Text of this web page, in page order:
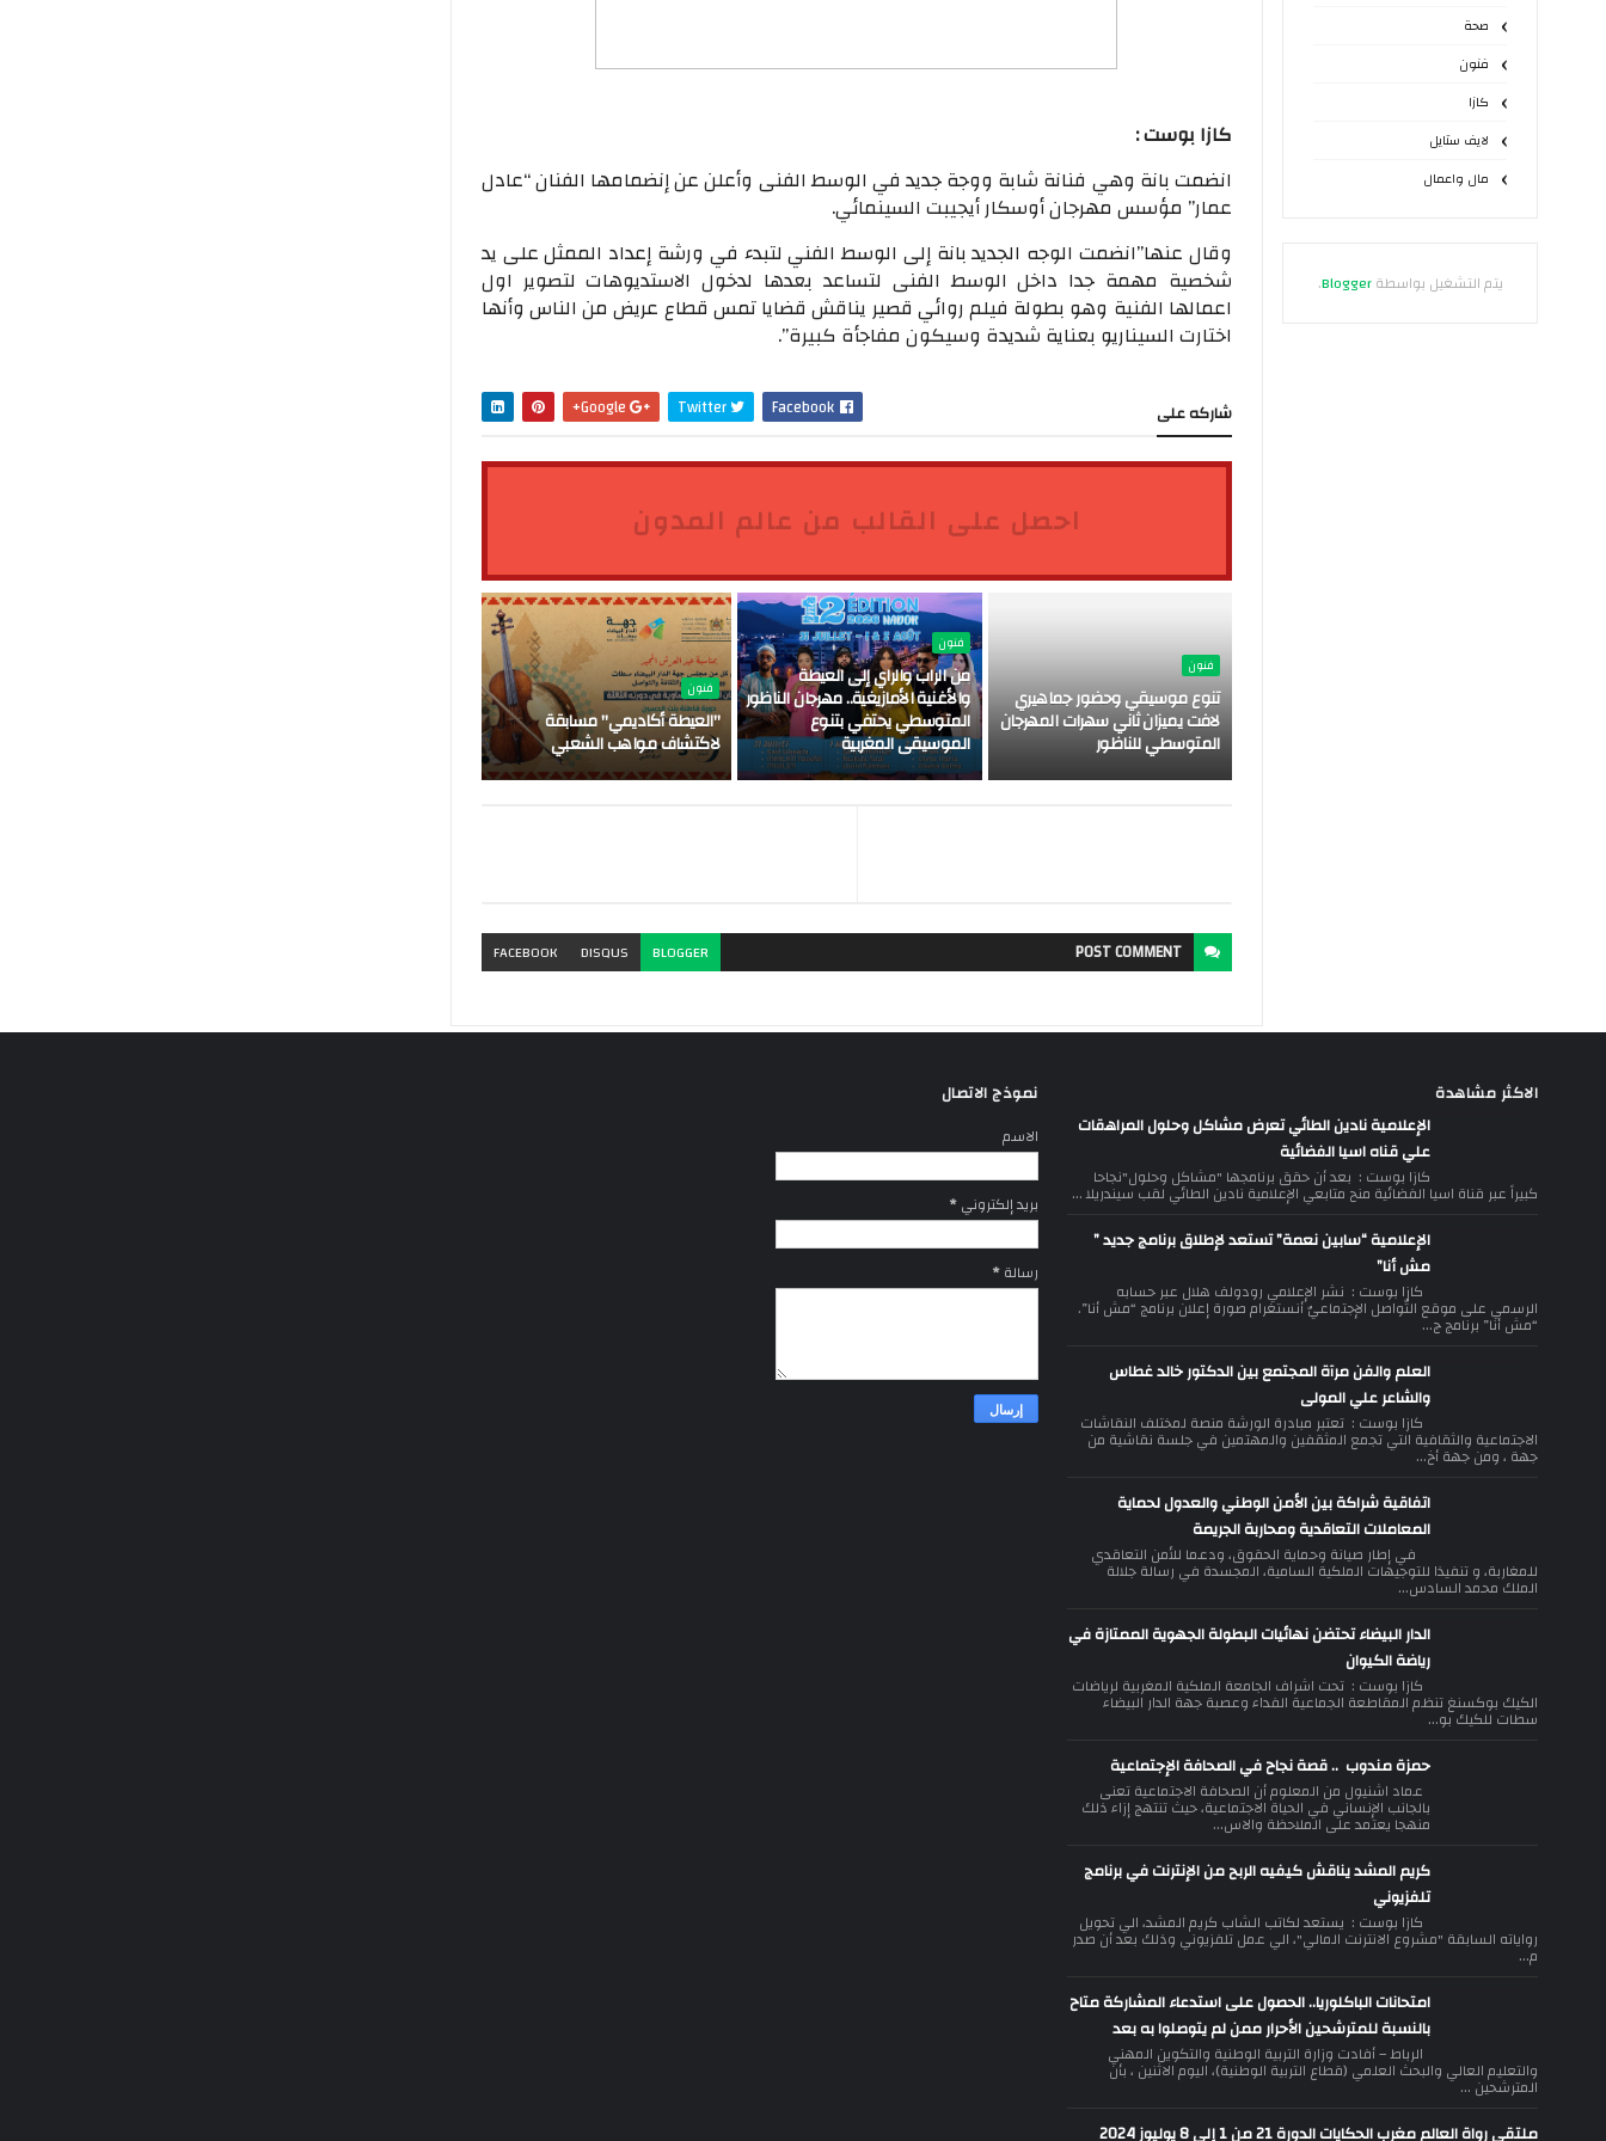
صحة
فنون
كازا
لايف ستايل
مال واعمال
يتم التشغيل بواسطةBlogger
.
كازا بوست :
انضمت بانة وهي فنانة شابة ووجة جديد في الوسط الفنى وأعلن عن إنضمامها الفنان “عادل
عمار” مؤسس مهرجان أوسكار أيجيبت السينمائي.
وقال عنها”انضمت الوجه الجديد بانة إلى الوسط الفني لتبدء في ورشة إعداد الممثل على يد
شخصية مهمة جدا داخل الوسط الفنى لتساعد بعدها لدخول الاستديوهات لتصوير اول
اعمالها الفنية وهو بطولة فيلم روائي قصير يناقش قضايا تمس قطاع عريض من الناس وأنها
اختارت السيناريو بعناية شديدة وسيكون مفاجأة كبيرة”.
شاركه على Facebook
Twitter
احصل على القالب من عالم المدون
فنون
تنوع موسيقي وحضور جماهيري
لافت يميزان ثاني سهرات المهرجان
المتوسطي للناظور
فنون
من الراب والراي إلى العيطة
والأغنية الأمازيغية.. مهرجان الناظور
المتوسطي يحتفي بتنوع
الموسيقى المغربية
فنون
"العيطة أكاديمي" مسابقة
لاكتشاف مواهب الشعبي
POSTCOMMENT
BLOGGER
DISQUS
FACEBOOK
الاكثر مشاهدة
الإعلامية نادين الطائي تعرض مشاكل وحلول المراهقات
علي قناه اسيا الفضائية
كازا بوست : بعد أن حقق برنامجها "مشاكل وحلول"نجاحا
كبيراً عبر قناة اسيا الفضائية منح متابعي الإعلامية نادين الطائي لقب سيندريلا ...
الإعلامية “سابين نعمة” تستعد لإطلاق برنامج جديد ”
مش أنا”
كازا بوست : نشر الإعلامي رودولف هلال عبر حسابه
الرسمي على موقع التّواصل الإجتماعيّ أنستغرام صورة إعلان برنامج “مش أنا”.
“مش أنا” برنامج ج...
العلم والفن مرآة المجتمع بين الدكتور خالد غطاس
والشاعر علي المولى
كازا بوست : تعتبر مبادرة الورشة منصة لمختلف النقاشات
الاجتماعية والثقافية التي تجمع المثقفين والمهتمين في جلسة نقاشية من
جهة ، ومن جهة أخ...
اتفاقية شراكة بين الأمن الوطني والعدول لحماية
المعاملات التعاقدية ومحاربة الجريمة
في إطار صيانة وحماية الحقوق، ودعما للأمن التعاقدي
للمغاربة، و تنفيذا للتوجيهات الملكية السامية، المجسدة في رسالة جلالة
الملك محمد السادس...
الدار البيضاء تحتضن نهائيات البطولة الجهوية الممتازة في
رياضة الكيوان
كازا بوست : تحت اشراف الجامعة الملكية المغربية لرياضات
الكيك بوكسنغ تنظم المقاطعة الجماعية الفداء وعصبة جهة الدار البيضاء
سطات للكيك بو...
حمزة مندوب .. قصة نجاح في الصحافة الإجتماعية
عماد اشنيول من المعلوم أن الصحافة الاجتماعية تعنى
بالجانب الإنساني في الحياة الاجتماعية، حيث تنتهج إزاء ذلك
منهجا يعتمد على الملاحظة والاس...
كريم المشد يناقش كيفيه الربح من الإنترنت في برنامج
تلفزيوني
كازا بوست : يستعد لكاتب الشاب كريم المشد، الي تحويل
رواياته السابقة "مشروع الانترنت المالي"، الي عمل تلفزيوني وذلك بعد أن صدر
م...
امتحانات الباكلوريا.. الحصول على استدعاء المشاركة متاح
بالنسبة للمترشحين الأحرار ممن لم يتوصلوا به بعد
الرباط – أفادت وزارة التربية الوطنية والتكوين المهني
والتعليم العالي والبحث العلمي (قطاع التربية الوطنية)، اليوم الاثنين ، بأن
المترشحين ...
ملتقى رواة العالم مغرب الحكايات الدورة 21 من 1 إلى 8 يوليوز 2024
نموذج الاتصال
الاسم
بريد إلكتروني*
رسالة*